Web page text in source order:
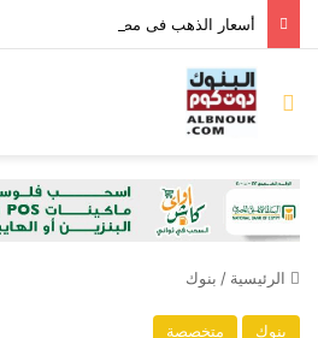
أسعار الذهب فى مصر تستقر وعيار 21 بـ6095 جنيها للجرام
بحث عن
الرئيسية / بنوك
بنوك متخصصة